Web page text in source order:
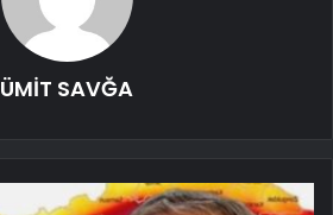
ÜMİT SAVĞA